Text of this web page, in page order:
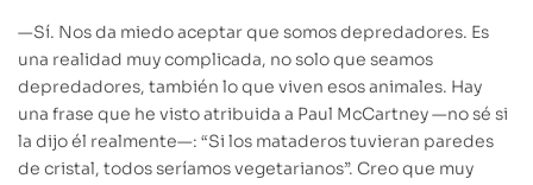
—Sí. Nos da miedo aceptar que somos depredadores. Es
una realidad muy complicada, no solo que seamos
depredadores, también lo que viven esos animales. Hay
una frase que he visto atribuida a Paul McCartney —no sé si
la dijo él realmente—: “Si los mataderos tuvieran paredes
de cristal, todos seríamos vegetarianos”. Creo que muy